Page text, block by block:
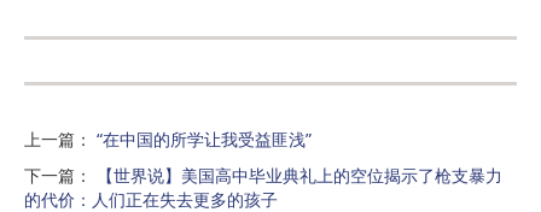
上一篇 ： “在中国的所学让我受益匪浅”
下一篇 ：
【世界说】美国高中毕业典礼上的空位揭示了枪支暴力
的代价：人们正在失去更多的孩子